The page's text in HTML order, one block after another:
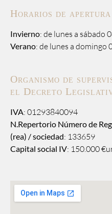
Horarios de
Invierno: de lunes a sábado
Verano: de lunes a domingo
Organismo de
el Decreto
IVA: 01293840094
N.Repertorio Número de
(rea) / sociedad: 133659
Capital social IV: 150.000